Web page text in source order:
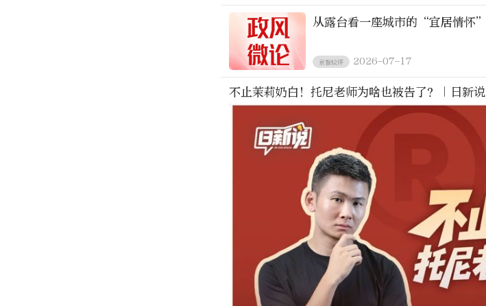
从露台看一座城市的“宜居情怀”
京报锐评 2026-07-17
不止茉莉奶白！托尼老师为啥也被告了？｜日新说